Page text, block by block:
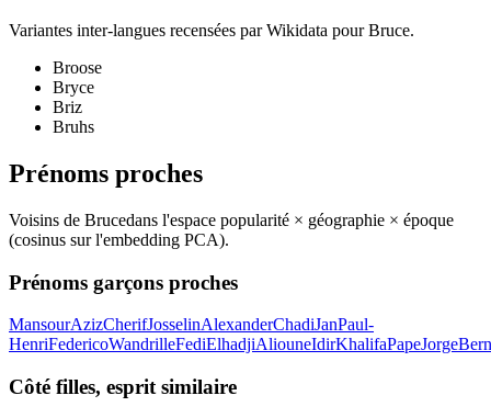
Variantes inter-langues recensées par Wikidata pourBruce.
Broose
Bryce
Briz
Bruhs
Prénoms proches
Voisins de Brucedans l'espace popularité × géographie × époque
(cosinus sur l'embedding PCA).
Prénoms garçons proches
MansourAzizCherifJosselinAlexanderChadiJanPaul-
HenriFedericoWandrilleFediElhadjiAliouneIdirKhalifaPapeJorge
Côté filles, esprit similaire